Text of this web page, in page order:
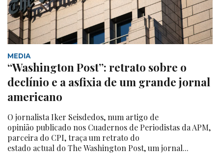
MEDIA
“Washington Post”: retrato sobre o
declínio e a asfixia de um grande jornal
americano
O jornalista Iker Seisdedos, num artigo de
opinião publicado nos Cuadernos de Periodistas da APM,
parceira do CPI, traça um retrato do
estado actual do The Washington Post, um jornal...